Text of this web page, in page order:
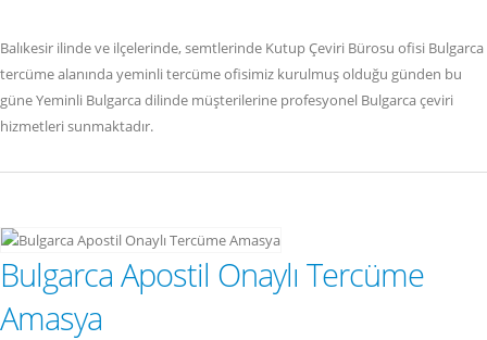
Balıkesir ilinde ve ilçelerinde, semtlerinde Kutup Çeviri Bürosu ofisi Bulgarca
tercüme alanında yeminli tercüme ofisimiz kurulmuş olduğu günden bu
güne Yeminli Bulgarca dilinde müşterilerine profesyonel Bulgarca çeviri
hizmetleri sunmaktadır.
Bulgarca Apostil Onaylı Tercüme
Amasya